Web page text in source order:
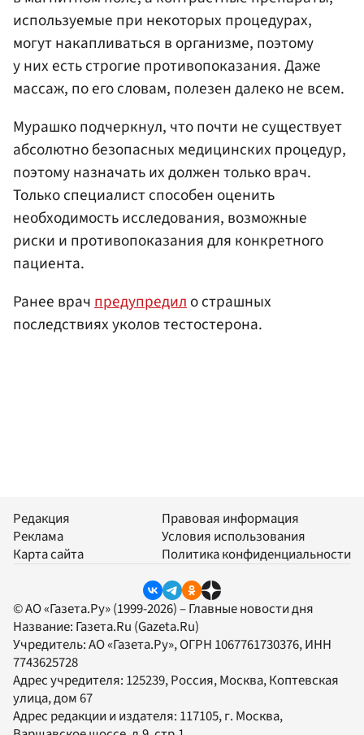
используемые при некоторых процедурах,
могут накапливаться в организме, поэтому
у них есть строгие противопоказания. Даже
массаж, по его словам, полезен далеко не всем.
Мурашко подчеркнул, что почти не существует
абсолютно безопасных медицинских процедур,
поэтому назначать их должен только врач.
Только специалист способен оценить
необходимость исследования, возможные
риски и противопоказания для конкретного
пациента.
Ранее врачпредупредило страшных
последствиях уколов тестостерона.
Редакция
Реклама
Карта сайта
Правовая информация
Условия использования
Политика конфиденциальности
© АО «Газета.Ру» (1999-2026) – Главные новости дня
Название: Газета.Ru (Gazeta.Ru)
Учредитель:АО «Газета.Ру», ОГРН 1067761730376, ИНН
7743625728
Адрес учредителя: 125239, Россия, Москва, Коптевская
улица, дом 67
Адрес редакции и издателя: 117105, г. Москва,